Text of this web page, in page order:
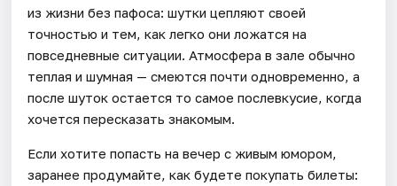
из жизни без пафоса: шутки цепляют своей
точностью и тем, как легко они ложатся на
повседневные ситуации. Атмосфера в зале обычно
теплая и шумная — смеются почти одновременно, а
после шуток остается то самое послевкусие, когда
хочется пересказать знакомым.
Если хотите попасть на вечер с живым юмором,
заранее продумайте, как будете покупать билеты: